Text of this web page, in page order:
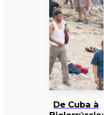
De Cuba à